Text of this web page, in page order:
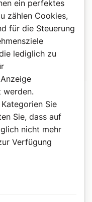
ein perfektes
zählen Cookies,
für die Steuerung
lediglich zu
werden.
Sie
Sie, dass auf
nicht mehr
Verfügung